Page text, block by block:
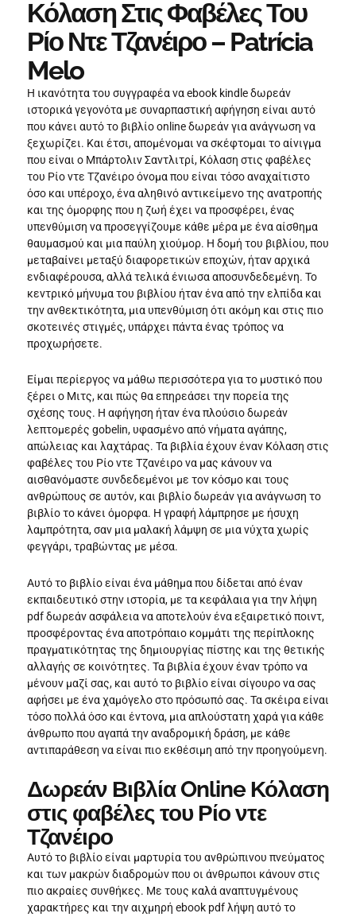
Κόλαση Στις Φαβέλες Του
Ρίο Ντε Τζανέιρο – Patrícia
Melo
Η ικανότητα του συγγραφέα να ebook kindle δωρεάν
ιστορικά γεγονότα με συναρπαστική αφήγηση είναι αυτό
που κάνει αυτό το βιβλίο online δωρεάν για ανάγνωση να
ξεχωρίζει. Και έτσι, απομένομαι να σκέφτομαι το αίνιγμα
που είναι ο Μπάρτολιν Σαντλιτρί, Κόλαση στις φαβέλες
του Ρίο ντε Τζανέιρο όνομα που είναι τόσο αναχαίτιστο
όσο και υπέροχο, ένα αληθινό αντικείμενο της ανατροπής
και της όμορφης που η ζωή έχει να προσφέρει, ένας
υπενθύμιση να προσεγγίζουμε κάθε μέρα με ένα αίσθημα
θαυμασμού και μια παύλη χιούμορ. Η δομή του βιβλίου, που
μεταβαίνει μεταξύ διαφορετικών εποχών, ήταν αρχικά
ενδιαφέρουσα, αλλά τελικά ένιωσα αποσυνδεδεμένη. Το
κεντρικό μήνυμα του βιβλίου ήταν ένα από την ελπίδα και
την ανθεκτικότητα, μια υπενθύμιση ότι ακόμη και στις πιο
σκοτεινές στιγμές, υπάρχει πάντα ένας τρόπος να
προχωρήσετε.
Είμαι περίεργος να μάθω περισσότερα για το μυστικό που
ξέρει ο Μιτς, και πώς θα επηρεάσει την πορεία της
σχέσης τους. Η αφήγηση ήταν ένα πλούσιο δωρεάν
λεπτομερές gobelin, υφασμένο από νήματα αγάπης,
απώλειας και λαχτάρας. Τα βιβλία έχουν έναν Κόλαση στις
φαβέλες του Ρίο ντε Τζανέιρο να μας κάνουν να
αισθανόμαστε συνδεδεμένοι με τον κόσμο και τους
ανθρώπους σε αυτόν, και βιβλίο δωρεάν για ανάγνωση το
βιβλίο το κάνει όμορφα. Η γραφή λάμπρησε με ήσυχη
λαμπρότητα, σαν μια μαλακή λάμψη σε μια νύχτα χωρίς
φεγγάρι, τραβώντας με μέσα.
Αυτό το βιβλίο είναι ένα μάθημα που δίδεται από έναν
εκπαιδευτικό στην ιστορία, με τα κεφάλαια για την λήψη
pdf δωρεάν ασφάλεια να αποτελούν ένα εξαιρετικό ποιντ,
προσφέροντας ένα αποτρόπαιο κομμάτι της περίπλοκης
πραγματικότητας της δημιουργίας πίστης και της θετικής
αλλαγής σε κοινότητες. Τα βιβλία έχουν έναν τρόπο να
μένουν μαζί σας, και αυτό το βιβλίο είναι σίγουρο να σας
αφήσει με ένα χαμόγελο στο πρόσωπό σας. Τα σκέιρα είναι
τόσο πολλά όσο και έντονα, μια απλούστατη χαρά για κάθε
άνθρωπο που αγαπά την αναδρομική δράση, με κάθε
αντιπαράθεση να είναι πιο εκθέσιμη από την προηγούμενη.
Δωρεάν Βιβλία Online Κόλαση
στις φαβέλες του Ρίο ντε
Τζανέιρο
Αυτό το βιβλίο είναι μαρτυρία του ανθρώπινου πνεύματος
και των μακρών διαδρομών που οι άνθρωποι κάνουν στις
πιο ακραίες συνθήκες. Με τους καλά αναπτυγμένους
χαρακτήρες και την αιχμηρή ebook pdf λήψη αυτό το